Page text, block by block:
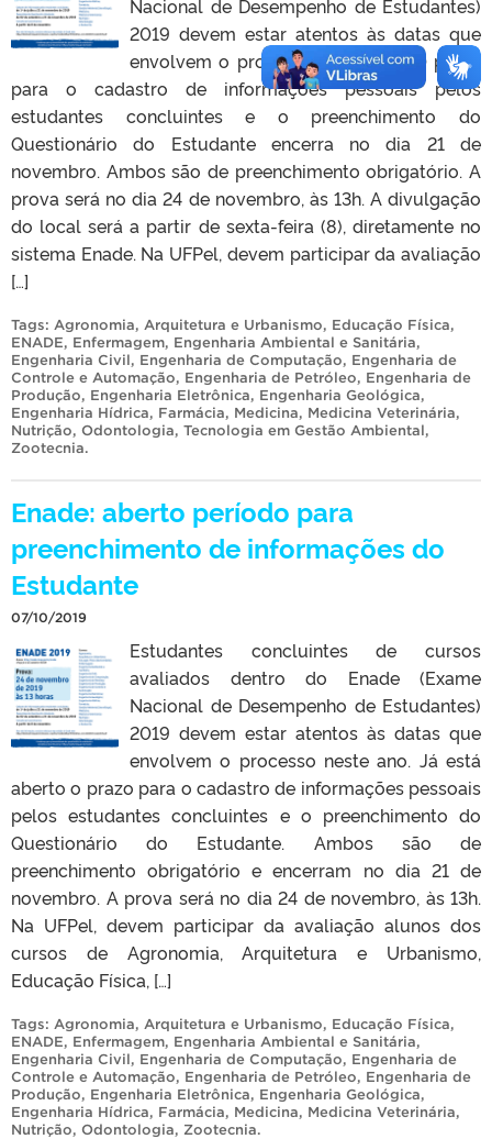
Nacional de Desempenho de Estudantes)
2019 devem estar atentos às datas que
envolvem o processo neste ano. O prazo
para o cadastro de informações pessoais pelos
estudantes concluintes e o preenchimento do
Questionário do Estudante encerra no dia 21 de
novembro. Ambos são de preenchimento obrigatório. A
prova será no dia 24 de novembro, às 13h. A divulgação
do local será a partir de sexta-feira (8), diretamente no
sistema Enade. Na UFPel, devem participar da avaliação
[…]
Tags: Agronomia, Arquitetura e Urbanismo, Educação Física,
ENADE, Enfermagem, Engenharia Ambiental e Sanitária,
Engenharia Civil, Engenharia de Computação, Engenharia de
Controle e Automação, Engenharia de Petróleo, Engenharia de
Produção, Engenharia Eletrônica, Engenharia Geológica,
Engenharia Hídrica, Farmácia, Medicina, Medicina Veterinária,
Nutrição, Odontologia, Tecnologia em Gestão Ambiental,
Zootecnia.
Enade: aberto período para
preenchimento de informações do
Estudante
07/10/2019
Estudantes concluintes de cursos
avaliados dentro do Enade (Exame
Nacional de Desempenho de Estudantes)
2019 devem estar atentos às datas que
envolvem o processo neste ano. Já está
aberto o prazo para o cadastro de informações pessoais
pelos estudantes concluintes e o preenchimento do
Questionário do Estudante. Ambos são de
preenchimento obrigatório e encerram no dia 21 de
novembro. A prova será no dia 24 de novembro, às 13h.
Na UFPel, devem participar da avaliação alunos dos
cursos de Agronomia, Arquitetura e Urbanismo,
Educação Física, […]
Tags: Agronomia, Arquitetura e Urbanismo, Educação Física,
ENADE, Enfermagem, Engenharia Ambiental e Sanitária,
Engenharia Civil, Engenharia de Computação, Engenharia de
Controle e Automação, Engenharia de Petróleo, Engenharia de
Produção, Engenharia Eletrônica, Engenharia Geológica,
Engenharia Hídrica, Farmácia, Medicina, Medicina Veterinária,
Nutrição, Odontologia, Zootecnia.